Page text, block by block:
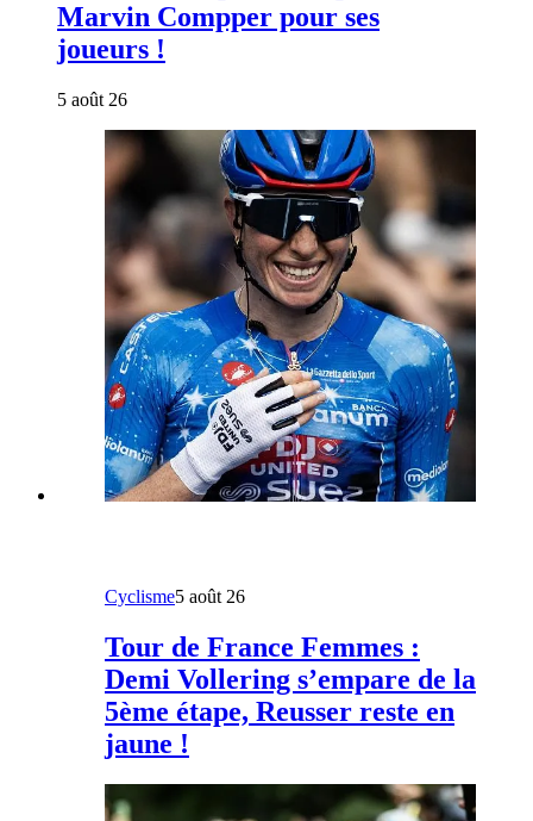
Marvin Compper pour ses
joueurs !
5 août 26
Cyclisme5 août 26
Tour de France Femmes :
Demi Vollering s’empare de la
5ème étape, Reusser reste en
jaune !